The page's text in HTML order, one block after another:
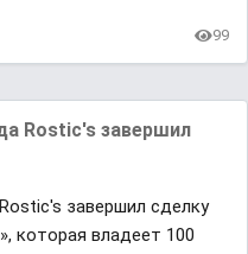
99
Rostic's завершил
завершил сделку
которая владеет 100